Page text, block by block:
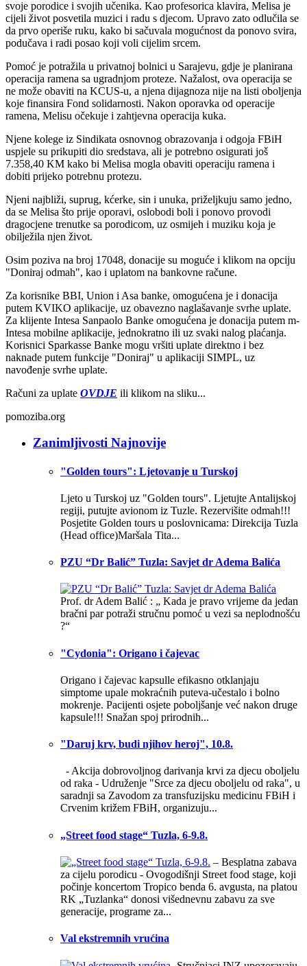
svoje porodice i svojih učenika. Kao profesorica klavira, Melisa je
cijeli život posvetila muzici i radu s djecom. Upravo zato odlučila se
da prvo operiše ruku, kako bi sačuvala mogućnost da ponovo svira,
podučava i radi posao koji voli cijelim srcem.
Pomoć je potražila u privatnoj bolnici u Sarajevu, gdje je planirana
operacija ramena sa ugradnjom proteze. Nažalost, ova operacija se
ne može obaviti na KCUS-u, a njena dijagnoza nije na listi oboljenja
koje finansira Fond solidarnosti. Nakon oporavka od operacije
ramena, Melisu očekuje i zahtjevna operacija kuka.
Njene kolege iz Sindikata osnovnog obrazovanja i odgoja FBiH
uspjele su prikupiti dio sredstava, ali je potrebno osigurati još
7.358,40 KM kako bi Melisa mogla obaviti operaciju ramena i
dobiti prijeko potrebnu protezu.
Njeni najbliži, suprug, kćerke, sin i unuka, priželjkuju samo jedno,
da se Melisa što prije oporavi, oslobodi boli i ponovo provodi
dragocjene trenutke sa porodicom, uz osmijeh i muziku koja je
obilježila njen život.
Osim poziva na broj 17048, donacije su moguće i klikom na opciju
"Doniraj odmah", kao i uplatom na bankovne račune.
Za korisnike BBI, Union i Asa banke, omogućena je i donacija
putem KVIKO aplikacije, uz obavezno naglašavanje svrhe uplate.
Za klijente Intesa Sanpaolo Banke omogućena je donacija putem m-
Intesa mobilne aplikacije, jednokratno ili uz svaki nalog plaćanja.
Korisnici Sparkasse Banke mogu vršiti uplate direktno i bez
naknade putem funkcije "Doniraj" u aplikaciji SIMPL, uz
navođenje svrhe uplate.
Računi za uplate OVDJE ili klikom na sliku...
pomoziba.org
Zanimljivosti Najnovije
"Golden tours": Ljetovanje u Turskoj
Ljeto u Turskoj uz "Golden tours". Ljetujte Antalijskoj
regiji, putujte avionom iz Tuzle. Rezervišite odmah!!!
Posjetite Golden tours u poslovnicama: Direkcija Tuzla
(Head office)Maršala Tita...
PZU “Dr Balić” Tuzla: Savjet dr Adema Balića
Prof. dr Adem Balić : „ Kada je pravo vrijeme da jedan
bračni par potraži stručnu pomoć u vezi sa neplodnošću
?“
"Cydonia": Origano i čajevac
Origano i čajevac kapsulle efikasno otklanjaju
simptome upale mokraćnih puteva-učestalo i bolno
mokrenje. Pacijenti osjete poboljšanje već nakon druge
kapsule!!! Snažan spoj prirodnih...
"Daruj krv, budi njihov heroj", 10.8.
- Akcija dobrovoljnog darivanja krvi za djecu oboljelu
od raka - Udruženje "Srce za djecu oboljelu od raka", u
saradnji sa Zavodom za transfuzijsku medicinu FBiH i
Crvenim križem FBiH, organizuju...
„Street food stage“ Tuzla, 6-9.8.
– Besplatna zabava
za cijelu porodicu - Ovogodišnji Street food stage, koji
počinje koncertom Tropico benda 6. avgusta, na platou
RK „Tuzlanka“ donosi višednevnu zabavu za sve
generacije, programe za...
Val ekstremnih vrućina